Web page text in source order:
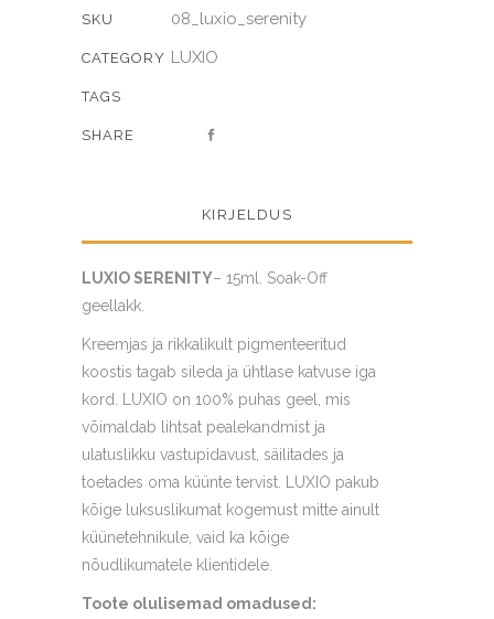
SKU 08_luxio_serenity
CATEGORY LUXIO
TAGS
SHARE
KIRJELDUS
LUXIO SERENITY– 15ml. Soak-Off
geellakk.
Kreemjas ja rikkalikult pigmenteeritud
koostis tagab sileda ja ühtlase katvuse iga
kord. LUXIO on 100% puhas geel, mis
võimaldab lihtsat pealekandmist ja
ulatuslikku vastupidavust, säilitades ja
toetades oma küünte tervist. LUXIO pakub
kõige luksuslikumat kogemust mitte ainult
küünetehnikule, vaid ka kõige
nõudlikumatele klientidele.
Toote olulisemad omadused: